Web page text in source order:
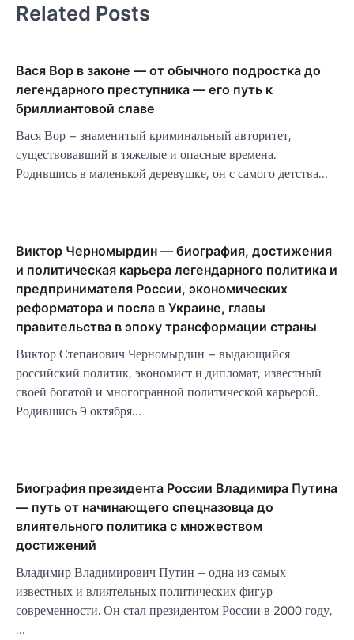
Related Posts
Вася Вор в законе — от обычного подростка до
легендарного преступника — его путь к
бриллиантовой славе
Вася Вор – знаменитый криминальный авторитет,
существовавший в тяжелые и опасные времена.
Родившись в маленькой деревушке, он с самого детства…
Виктор Черномырдин — биография, достижения
и политическая карьера легендарного политика и
предпринимателя России, экономических
реформатора и посла в Украине, главы
правительства в эпоху трансформации страны
Виктор Степанович Черномырдин – выдающийся
российский политик, экономист и дипломат, известный
своей богатой и многогранной политической карьерой.
Родившись 9 октября…
Биография президента России Владимира Путина
— путь от начинающего спецназовца до
влиятельного политика с множеством
достижений
Владимир Владимирович Путин – одна из самых
известных и влиятельных политических фигур
современности. Он стал президентом России в 2000 году,
…